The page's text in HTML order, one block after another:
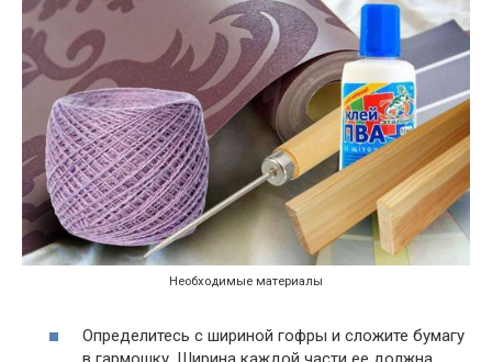
Необходимые материалы
Определитесь с шириной гофры и сложите бумагу